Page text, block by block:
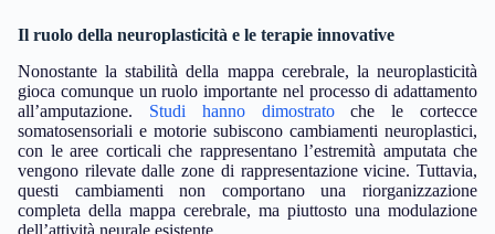
Il ruolo della neuroplasticità e le terapie innovative
Nonostante la stabilità della mappa cerebrale, la neuroplasticità
gioca comunque un ruolo importante nel processo di adattamento
all’amputazione. Studi hanno dimostratoche le cortecce
somatosensoriali e motorie subiscono cambiamenti neuroplastici,
con le aree corticali che rappresentano l’estremità amputata che
vengono rilevate dalle zone di rappresentazione vicine. Tuttavia,
questi cambiamenti non comportano una riorganizzazione
completa della mappa cerebrale, ma piuttosto una modulazione